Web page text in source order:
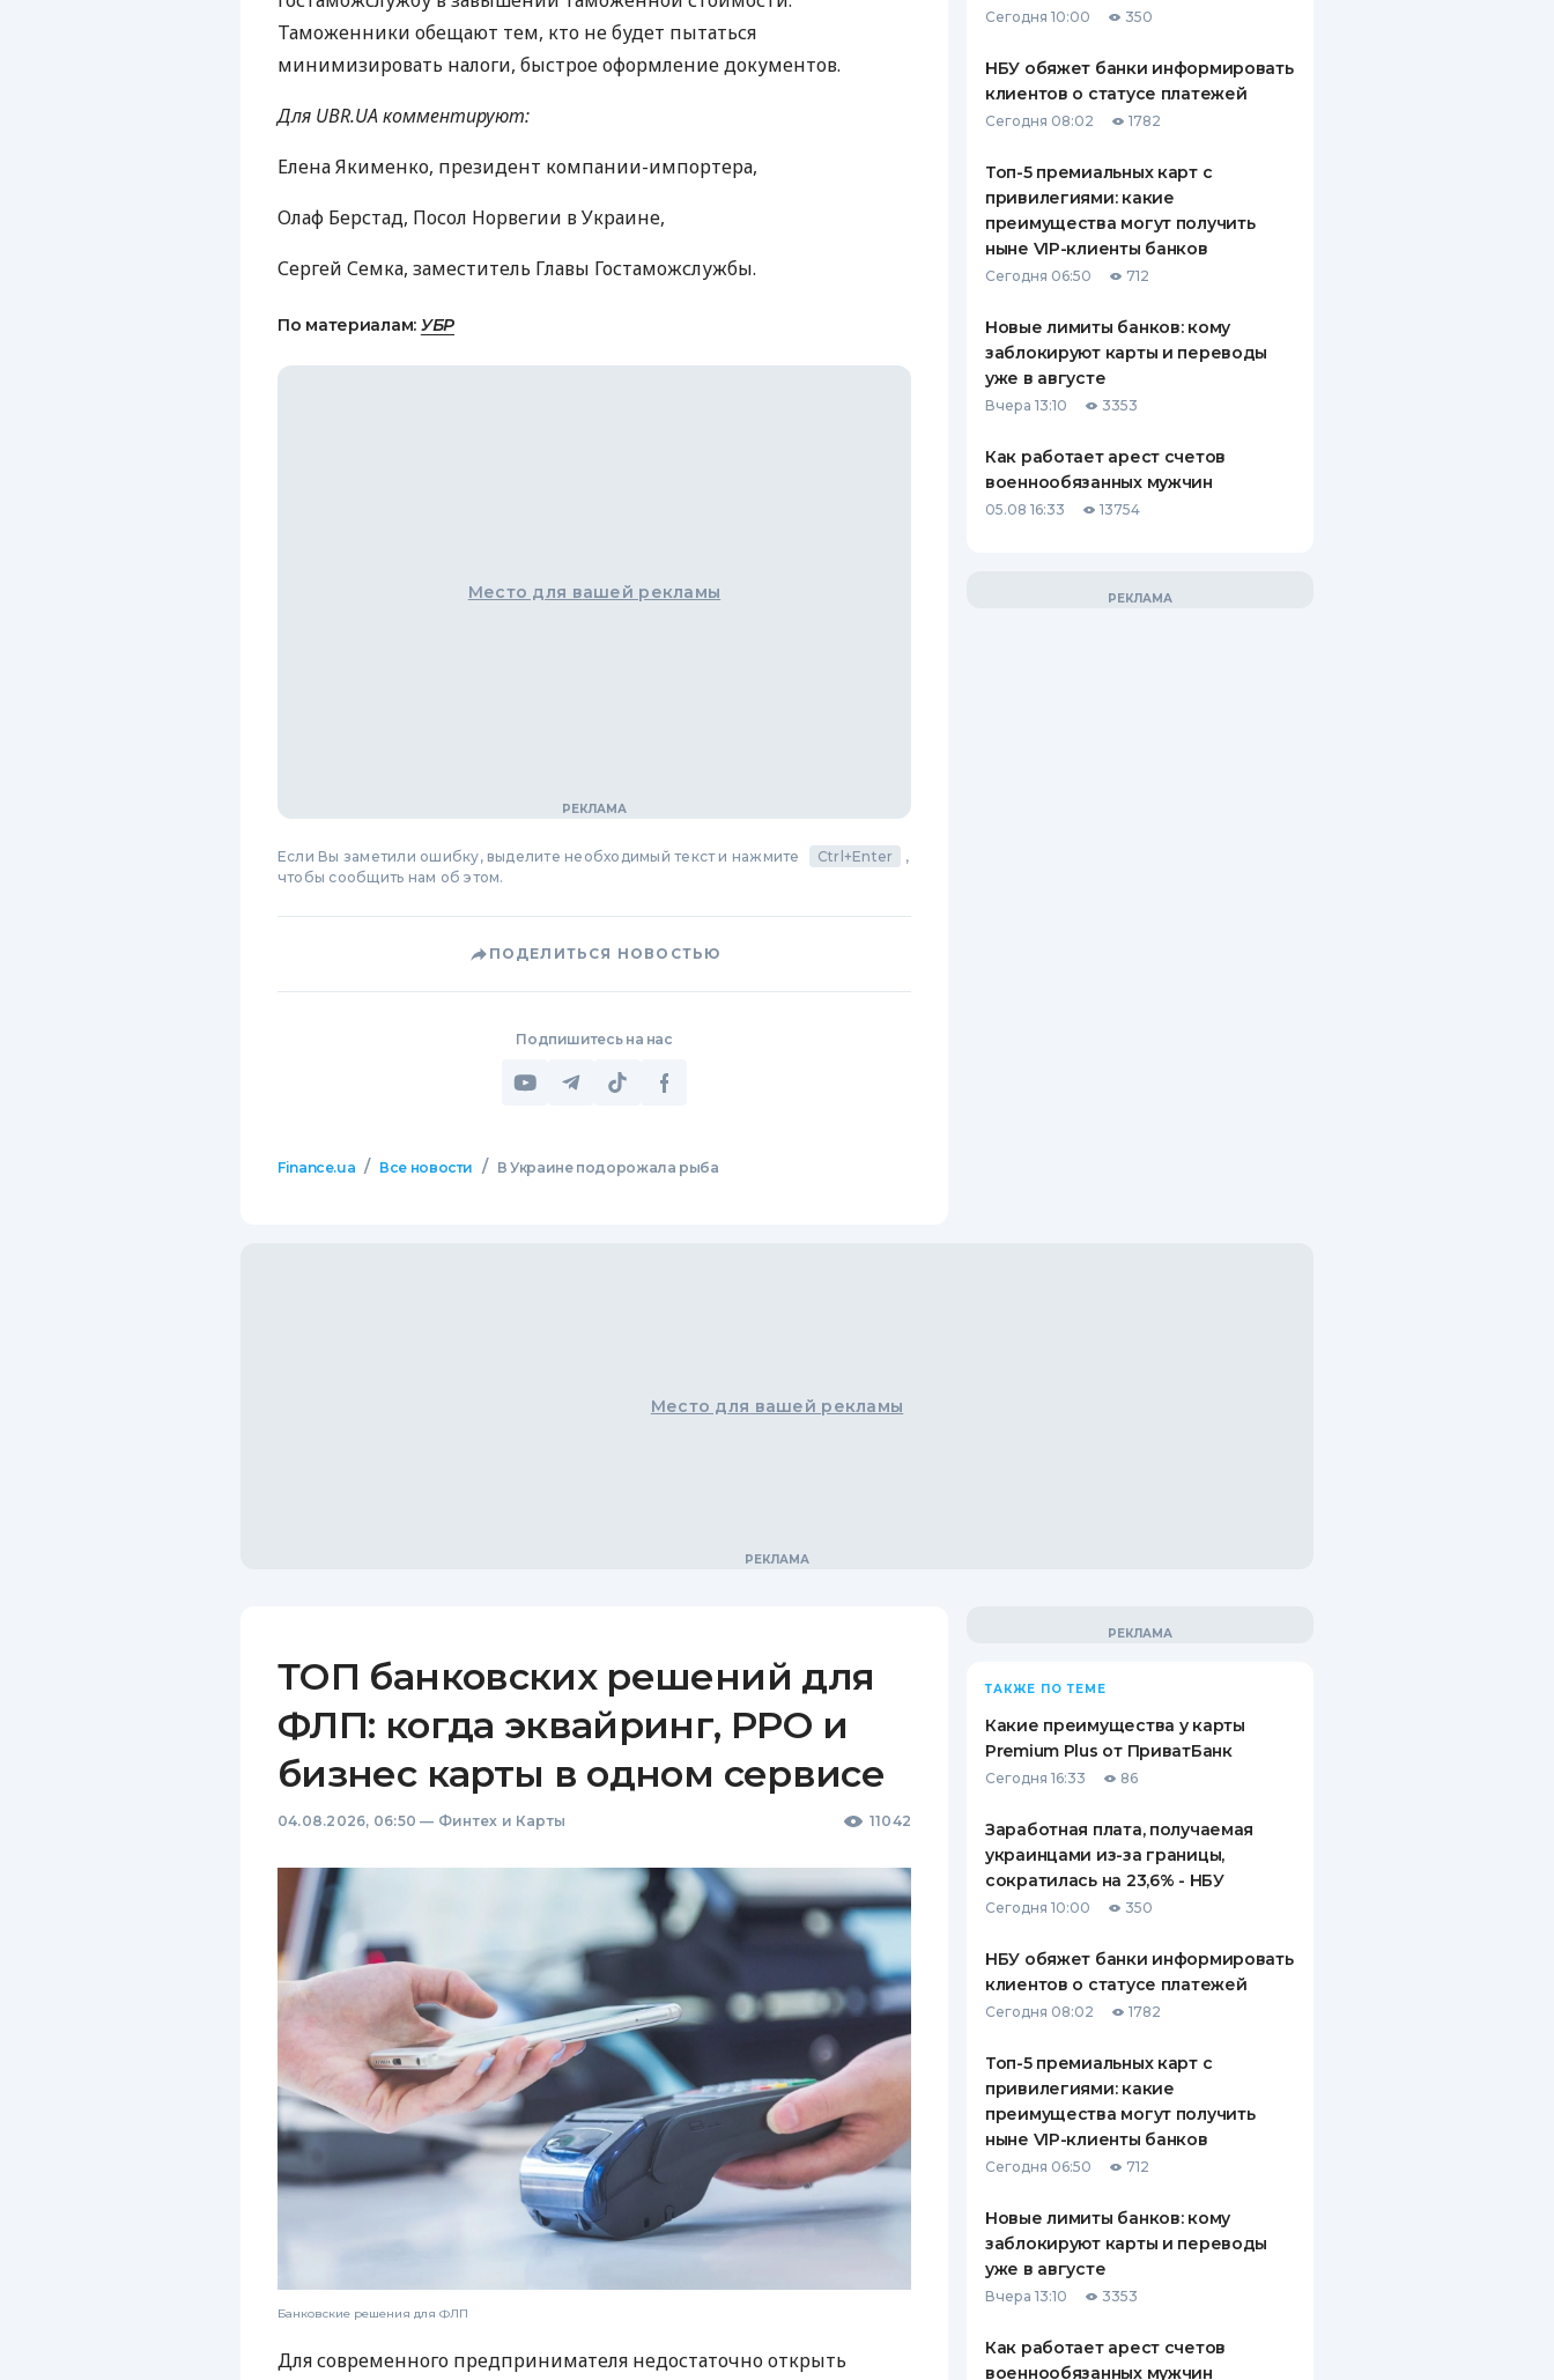
КЕШБЭКА
СТРАХОВАНИЮ
ВСЕ СТРАХОВЫЕ ПОЛИСЫ
ОТЗЫВЫ О СТРАХОВЫХ
КОМПАНИЯХ
Таможенники обещают тем, кто не будет пытаться
минимизировать налоги, быстрое оформление документов.
Для UBR.UA комментируют:
Елена Якименко, президент компании-импортера,
Олаф Берстад, Посол Норвегии в Украине,
Сергей Семка, заместитель Главы Гостаможслужбы.
По материалам: УБР
Место для вашей рекламы
Если Вы заметили ошибку, выделите необходимый текст и нажмите Ctrl+Enter
,
чтобы сообщить нам об этом.
ПОДЕЛИТЬСЯ НОВОСТЬЮ
Подпишитесь на нас
Finance.ua / Все новости / В Украине подорожала рыба
Сегодня 10:00 350
НБУ обяжет банки информировать
клиентов о статусе платежей
Сегодня 08:02 1782
Топ-5 премиальных карт с
привилегиями: какие
преимущества могут получить
ныне VIP-клиенты банков
Сегодня 06:50 712
Новые лимиты банков: кому
заблокируют карты и переводы
уже в августе
Вчера 13:10 3353
Как работает арест счетов
военнообязанных мужчин
05.08 16:33 13754
Место для вашей рекламы
ТОП банковских решений для
ФЛП: когда эквайринг, РРО и
бизнес карты в одном сервисе
04.08.2026, 06:50 — Финтех и Карты 11042
Банковские решения для ФЛП
Для современного предпринимателя недостаточно открыть
ТАКЖЕ ПО ТЕМЕ
Какие преимущества у карты
Premium Plus от ПриватБанк
Сегодня 16:33 86
Заработная плата, получаемая
украинцами из-за границы,
сократилась на 23,6% - НБУ
Сегодня 10:00 350
НБУ обяжет банки информировать
клиентов о статусе платежей
Сегодня 08:02 1782
Топ-5 премиальных карт с
привилегиями: какие
преимущества могут получить
ныне VIP-клиенты банков
Сегодня 06:50 712
Новые лимиты банков: кому
заблокируют карты и переводы
уже в августе
Вчера 13:10 3353
Как работает арест счетов
военнообязанных мужчин